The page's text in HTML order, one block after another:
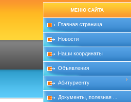
МЕНЮ САЙТА
Главная страница
Новости
Наши координаты
Объявления
Абитуриенту
Документы, полезная ...